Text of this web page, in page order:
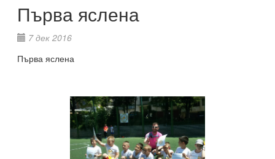
Първа яслена
7 дек 2016
Първа яслена